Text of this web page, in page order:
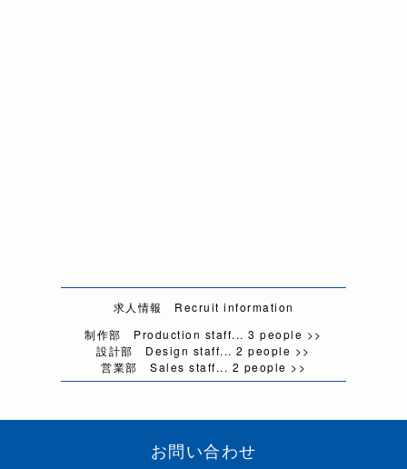
求人情報 Recruit information
制作部 Production staff... 3 people >>
設計部 Design staff... 2 people >>
営業部 Sales staff... 2 people >>
お問い合わせ